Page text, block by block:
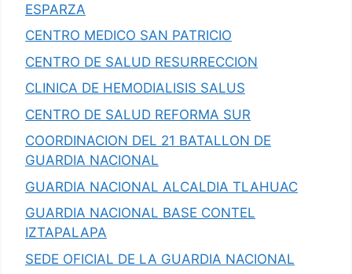
ESPARZA
CENTRO MEDICO SAN PATRICIO
CENTRO DE SALUD RESURRECCION
CLINICA DE HEMODIALISIS SALUS
CENTRO DE SALUD REFORMA SUR
COORDINACION DEL 21 BATALLON DE
GUARDIA NACIONAL
GUARDIA NACIONAL ALCALDIA TLAHUAC
GUARDIA NACIONAL BASE CONTEL
IZTAPALAPA
SEDE OFICIAL DE LA GUARDIA NACIONAL